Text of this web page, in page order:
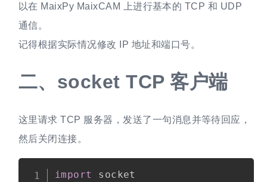
以在 MaixPy MaixCAM 上进行基本的 TCP 和 UDP
通信。
记得根据实际情况修改 IP 地址和端口号。
二、 socket TCP 客户端
这里请求 TCP 服务器，发送了一句消息并等待回应，
然后关闭连接。
import